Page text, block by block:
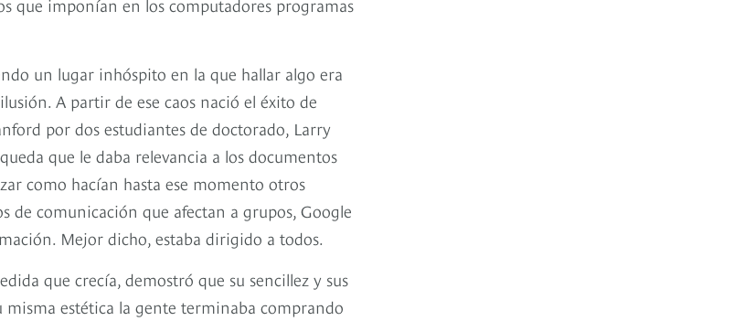
un lugar inhóspito en la que hallar algo era
A partir de ese caos nació el éxito de
por dos estudiantes de doctorado, Larry
que le daba relevancia a los documentos
como hacían hasta ese momento otros
de comunicación que afectan a grupos, Google
Mejor dicho, estaba dirigido a todos.
que crecía, demostró que su sencillez y sus
misma estética la gente terminaba comprando